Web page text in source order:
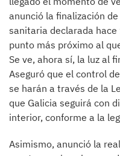
anunció la finalización
sanitaria declarada
punto más próximo al
Se ve, ahora sí, la luz al
Aseguró que el control
se harán a través de la
que Galicia seguirá con
interior, conforme a la
Asimismo, anunció la